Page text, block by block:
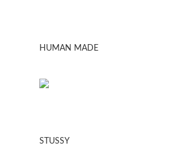
HUMAN MADE
STUSSY